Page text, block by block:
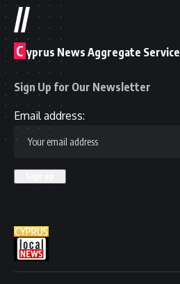
//
C yprus News Aggregate Service
Sign Up for Our Newsletter
Email address: